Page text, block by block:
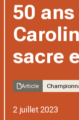
50
sacre
Article
2 juillet 2023